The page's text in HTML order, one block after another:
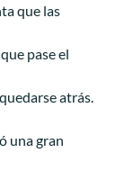
que las
pase el
atrás.
una gran